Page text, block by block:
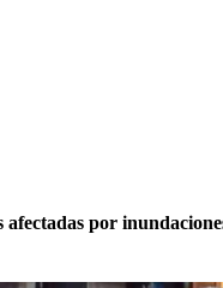
por